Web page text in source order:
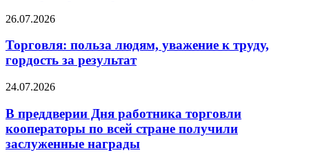
26.07.2026
Торговля: польза людям, уважение к труду,
гордость за результат
24.07.2026
В преддверии Дня работника торговли
кооператоры по всей стране получили
заслуженные награды